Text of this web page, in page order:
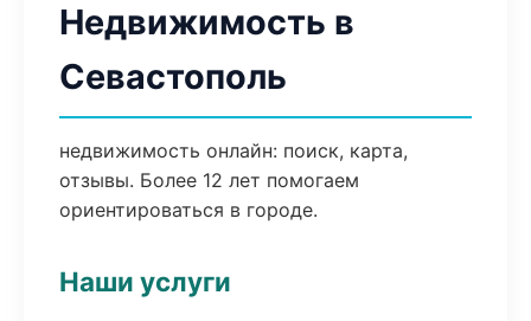
Недвижимость в
Севастополь
недвижимость онлайн: поиск, карта,
отзывы. Более 12 лет помогаем
ориентироваться в городе.
Наши услуги